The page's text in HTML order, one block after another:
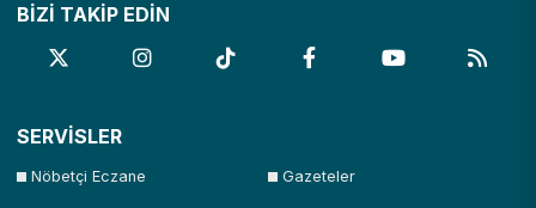
BİZİ TAKİP EDİN
SERVİSLER
Nöbetçi Eczane Gazeteler